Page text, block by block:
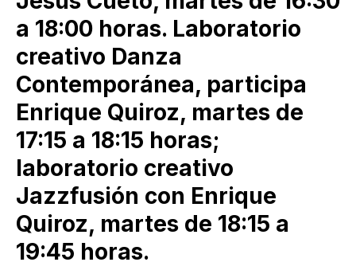
a 18:00 horas. Laboratorio
creativo Danza
Contemporánea, participa
Enrique Quiroz, martes de
17:15 a 18:15 horas;
laboratorio creativo
Jazzfusión con Enrique
Quiroz, martes de 18:15 a
19:45 horas.